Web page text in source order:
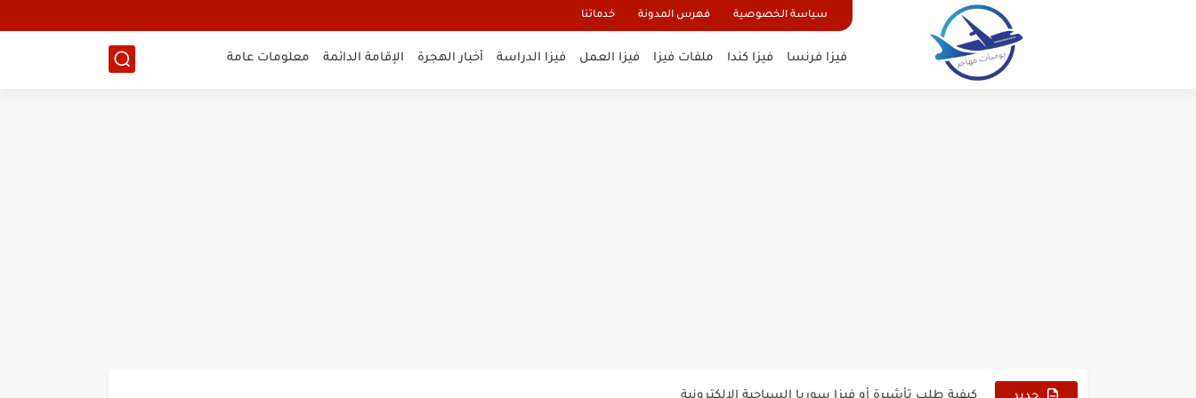
سياسة الخصوصية فهرس المدونة خدماتنا
فيزا فرنسا فيزا كندا ملفات فيزا فيزا العمل فيزا الدراسة أخبار الهجرة الإقامة الدائمة معلومات عامة